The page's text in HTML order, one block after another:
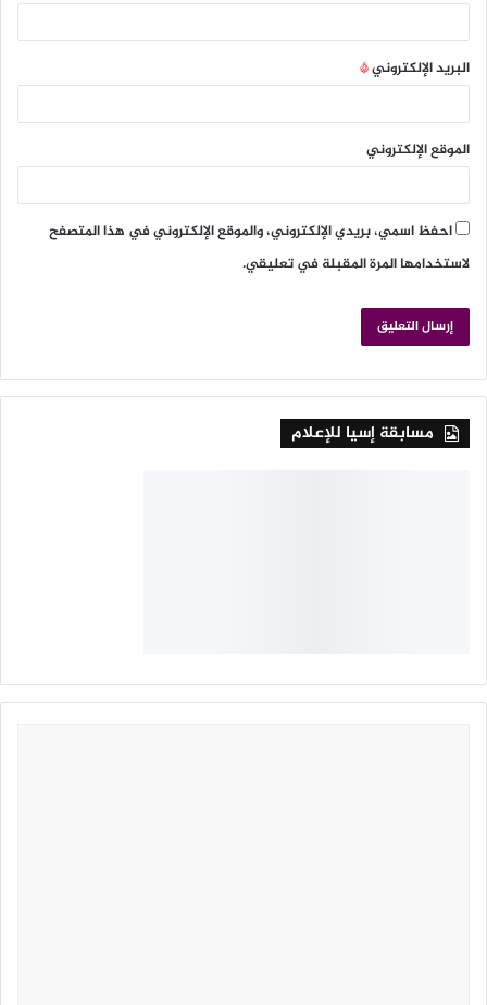
البريد الإلكتروني*
الموقع الإلكتروني
احفظ اسمي، بريدي الإلكتروني، والموقع الإلكتروني في هذا المتصفح
لاستخدامها المرة المقبلة في تعليقي.
مسابقة إسيا للإعلام